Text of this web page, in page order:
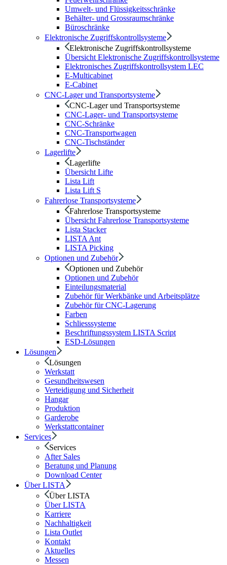
Umwelt- und Flüssigkeitsschränke
Behälter- und Grossraumschränke
Büroschränke
Elektronische Zugriffskontrollsysteme
Elektronische Zugriffskontrollsysteme
Übersicht Elektronische Zugriffskontrollsysteme
Elektronisches Zugriffskontrollsystem LEC
E-Multicabinet
E-Cabinet
CNC-Lager und Transportsysteme
CNC-Lager und Transportsysteme
CNC-Lager- und Transportsysteme
CNC-Schränke
CNC-Transportwagen
CNC-Tischständer
Lagerlifte
Lagerlifte
Übersicht Lifte
Lista Lift
Lista Lift S
Fahrerlose Transportsysteme
Fahrerlose Transportsysteme
Übersicht Fahrerlose Transportsysteme
Lista Stacker
LISTA Ant
LISTA Picking
Optionen und Zubehör
Optionen und Zubehör
Optionen und Zubehör
Einteilungsmaterial
Zubehör für Werkbänke und Arbeitsplätze
Zubehör für CNC-Lagerung
Farben
Schliesssysteme
Beschriftungssystem LISTA Script
ESD-Lösungen
Lösungen
Lösungen
Werkstatt
Gesundheitswesen
Verteidigung und Sicherheit
Hangar
Produktion
Garderobe
Werkstattcontainer
Services
Services
After Sales
Beratung und Planung
Download Center
Über LISTA
Über LISTA
Über LISTA
Karriere
Nachhaltigkeit
Lista Outlet
Kontakt
Aktuelles
Messen